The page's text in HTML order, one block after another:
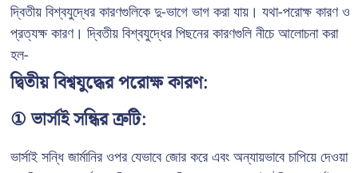
দ্বিতীয় বিশ্বযুদ্ধের কারণগুলিকে দু-ভাগে ভাগ করা যায়। যথা-পরোক্ষ কারণ ও
প্রত্যক্ষ কারণ। দ্বিতীয় বিশ্বযুদ্ধের পিছনের কারণগুলি নীচে আলোচনা করা
হল-
দ্বিতীয় বিশ্বযুদ্ধের পরোক্ষ কারণ:
① ভার্সাই সন্ধির ত্রুটি:
ভার্সাই সন্ধি জার্মানির ওপর যেভাবে জোর করে এবং অন্যায়ভাবে চাপিয়ে দেওয়া